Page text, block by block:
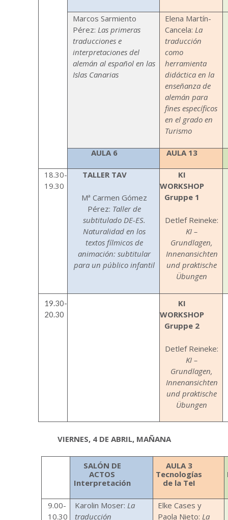
Marcos Sarmiento
Pérez: Las primeras
traducciones e
interpretaciones del
alemán al español en las
Islas Canarias
Elena Martín-
Cancela: La
traducción
como
herramienta
didáctica en la
enseñanza de
alemán para
fines específicos
en el grado en
Turismo
AULA 6 AULA 13
18.30-
19.30
TALLER TAV
Mª Carmen Gómez
Pérez: Taller de
subtitulado DE-ES.
Naturalidad en los
textos fílmicos de
animación: subtitular
para un público infantil
KI
WORKSHOP
Gruppe 1
Detlef Reineke:
KI –
Grundlagen,
Innenansichten
und praktische
Übungen
19.30-
20.30
KI
WORKSHOP
Gruppe 2
Detlef Reineke:
KI –
Grundlagen,
Innenansichten
und praktische
Übungen
VIERNES, 4 DE ABRIL, MAÑANA
SALÓN DE
ACTOS
Interpretación
AULA 3
Tecnologías
de la TeI
9.00-
10.30
Karolin Moser: La
traducción
Elke Cases y
Paola Nieto: La